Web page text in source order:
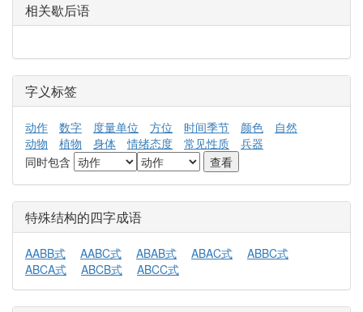
相关歇后语
字义标签
动作 数字 度量单位 方位 时间季节 颜色
自然
动物
植物 身体 情绪态度 常见性质
兵器
同时包含
特殊结构的四字成语
AABB式 AABC式 ABAB式 ABAC式
ABBC式
ABCA式
ABCB式 ABCC式